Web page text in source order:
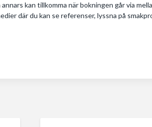
kan tillkomma när bokningen går via
där du kan se referenser, lyssna på